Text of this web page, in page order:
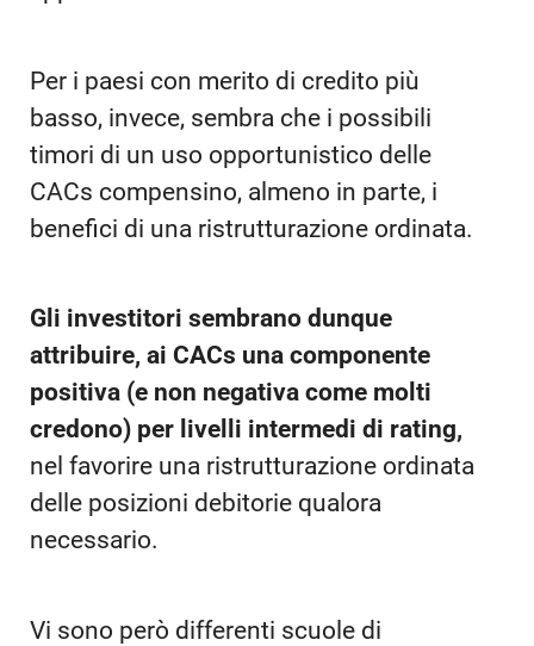
Per i paesi con merito di credito più
basso, invece, sembra che i possibili
timori di un uso opportunistico delle
CACs compensino, almeno in parte, i
benefici di una ristrutturazione ordinata.
Gli investitori sembrano dunque
attribuire, ai CACs una componente
positiva (e non negativa come molti
credono) per livelli intermedi di rating,
nel favorire una ristrutturazione ordinata
delle posizioni debitorie qualora
necessario.
Vi sono però differenti scuole di